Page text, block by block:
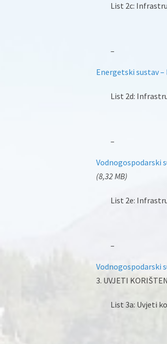
List 2c:
–
Energetski sustav
List 2d:
–
Vodnogospodarski
(8,32 MB)
List 2e:
–
Vodnogospodarski
3. UVJETI
List 3a: Uvjeti